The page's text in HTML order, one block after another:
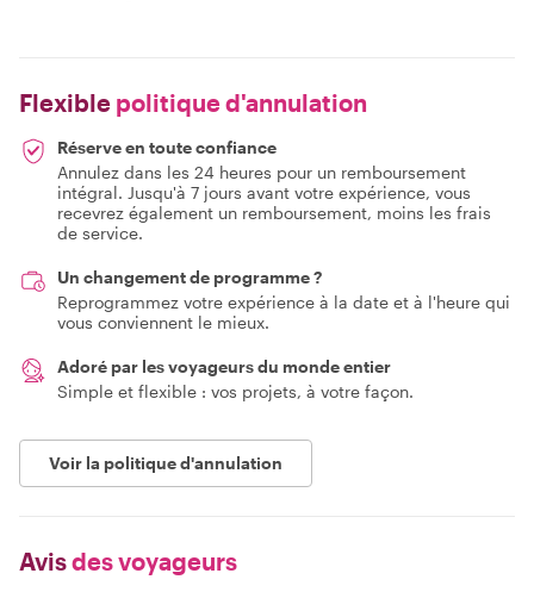
Flexible politique d'annulation
Réserve en toute confiance
Annulez dans les 24 heures pour un remboursement
intégral. Jusqu'à 7 jours avant votre expérience, vous
recevrez également un remboursement, moins les frais
de service.
Un changement de programme ?
Reprogrammez votre expérience à la date et à l'heure qui
vous conviennent le mieux.
Adoré par les voyageurs du monde entier
Simple et flexible : vos projets, à votre façon.
Voir la politique d'annulation
Avisdes voyageurs